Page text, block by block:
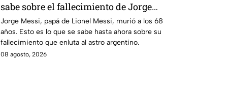
sabe sobre el fallecimiento de Jorge
Messi
Jorge Messi, papá de Lionel Messi, murió a los 68
años. Esto es lo que se sabe hasta ahora sobre su
fallecimiento que enluta al astro argentino.
08 agosto, 2026